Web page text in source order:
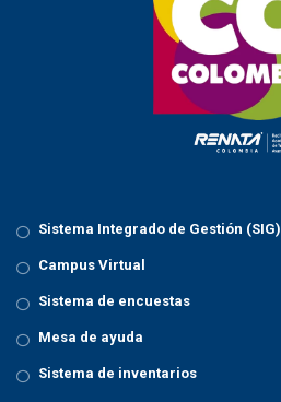
Sistema Integrado de Gestión (SIG)
Campus Virtual
Sistema de encuestas
Mesa de ayuda
Sistema de inventarios